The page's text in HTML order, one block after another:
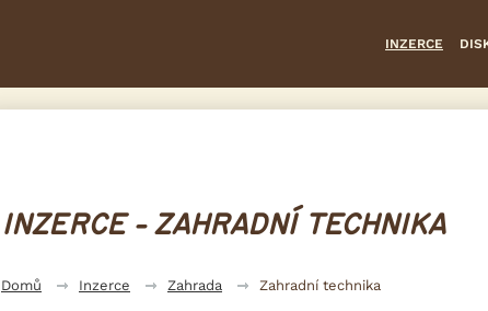
INZERCE
INZERCE - ZAHRADNÍ TECHNIKA
Domů Inzerce Zahrada Zahradní technika